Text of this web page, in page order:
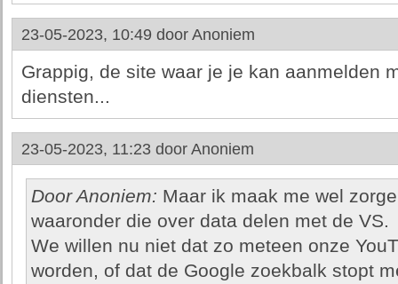
23-05-2023, 10:49 door Anoniem
Grappig, de site waar je je kan aanmelden
diensten...
23-05-2023, 11:23 door Anoniem
Door Anoniem: Maar ik maak me wel
waaronder die over data delen met de VS.
We willen nu niet dat zo meteen onze
worden, of dat de Google zoekbalk stopt